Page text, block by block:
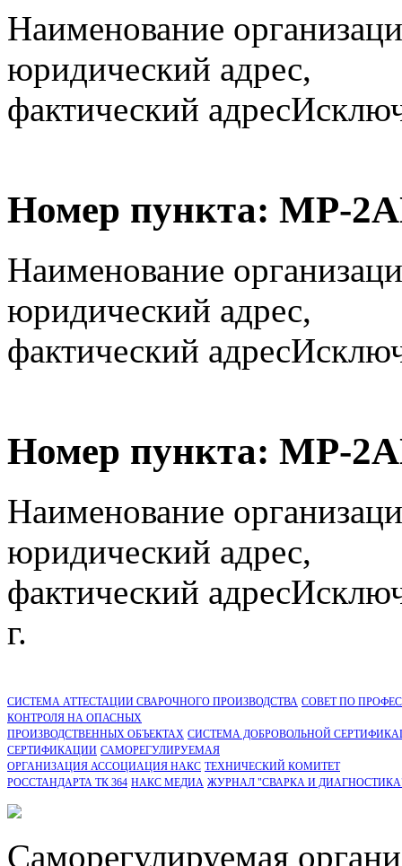
Наименование
юридический адрес,
фактический адрес
Номер пункта: МР-
Наименование
юридический адрес,
фактический адрес
Номер пункта: МР-
Наименование
юридический адрес,
фактический адрес
г.
СИСТЕМА АТТЕСТАЦИИ СВАРОЧНОГО ПРОИЗВОДСТВА СОВЕТ ПО
КОНТРОЛЯ НА ОПАСНЫХ
ПРОИЗВОДСТВЕННЫХ ОБЪЕКТАХ СИСТЕМА ДОБРОВОЛЬНОЙ
CЕРТИФИКАЦИИ САМОРЕГУЛИРУЕМАЯ
ОРГАНИЗАЦИЯ АССОЦИАЦИЯ НАКС ТЕХНИЧЕСКИЙ КОМИТЕТ
РОССТАНДАРТА ТК 364 НАКС МЕДИА ЖУРНАЛ "СВАРКА И
Саморегулируемая